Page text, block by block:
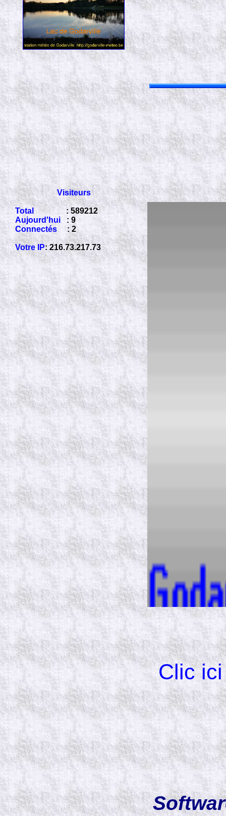
Visiteurs
Total
: 589212
Aujourd'hui : 9
Connectés : 2
Votre IP: 216.73.217.73
Clic